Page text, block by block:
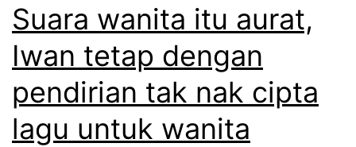
Suara wanita itu aurat,
Iwan tetap dengan
pendirian tak nak cipta
lagu untuk wanita